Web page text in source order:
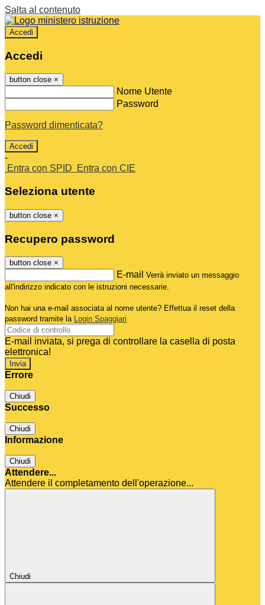
Salta al contenuto
Accedi
Accedi
button close ×
Nome Utente
Password
Password dimenticata?
-
Entra con SPID
Entra con CIE
Seleziona utente
button close ×
Recupero password
button close ×
E-mail Verrà inviato un messaggio
all'indirizzo indicato con le istruzioni necessarie.
Non hai una e-mail associata al nome utente? Effettua il reset della
password tramite la Login Spaggiari
E-mail inviata, si prega di controllare la casella di posta
elettronica!
Errore
Chiudi
Successo
Chiudi
Informazione
Chiudi
Attendere...
Attendere il completamento dell'operazione...
Chiudi